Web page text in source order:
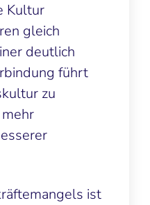
Kultur
gleich
deutlich
führt
zu
ist